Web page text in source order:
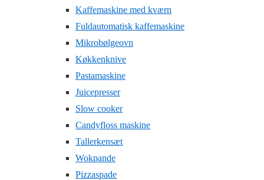
Kaffemaskine med kværn
Fuldautomatisk kaffemaskine
Mikrobølgeovn
Køkkenknive
Pastamaskine
Juicepresser
Slow cooker
Candyfloss maskine
Tallerkensæt
Wokpande
Pizzaspade